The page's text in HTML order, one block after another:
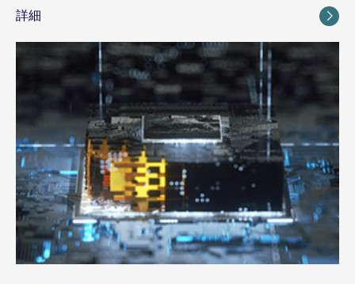
詳細 